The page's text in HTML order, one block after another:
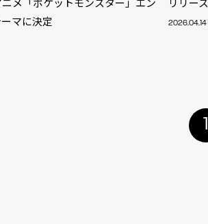
マに決定
2026.04.14
1
ACTOR CREATOR
TikToker